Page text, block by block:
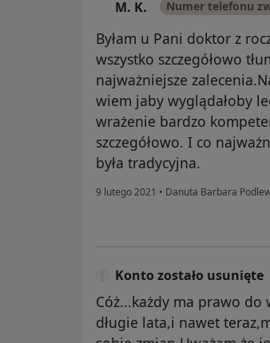
M. K. Numer telefonu
Byłam u Pani doktor z
wszystko szczegółowo
najważniejsze
wiem jaby wyglądałoby
wrażenie bardzo
szczegółowo. I co
była tradycyjna.
9 lutego 2021 • Danuta Barbara
Konto zostało usunięte
Cóż...każdy ma prawo do
długie lata,i nawet